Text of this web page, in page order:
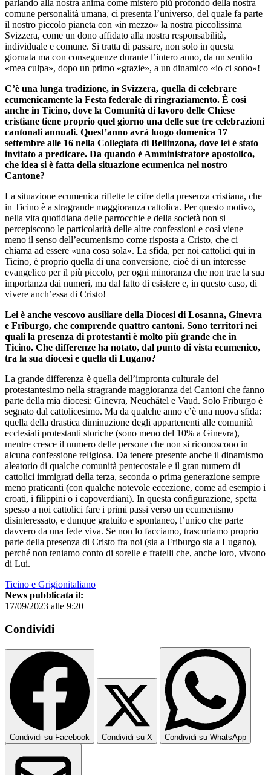
parlando alla nostra anima come mistero più profondo della nostra
comune personalità umana, ci presenta l’universo, del quale fa parte
il nostro piccolo pianeta con «in mezzo» la nostra piccolissima
Svizzera, come un dono affidato alla nostra responsabilità,
individuale e comune. Si tratta di passare, non solo in questa
giornata ma con conseguenze durante l’intero anno, da un sentito
«mea culpa», dopo un primo «grazie», a un dinamico «io ci sono»!
C’è una lunga tradizione, in Svizzera, quella di celebrare
ecumenicamente la Festa federale di ringraziamento. È così
anche in Ticino, dove la Comunità di lavoro delle Chiese
cristiane tiene proprio quel giorno una delle sue tre celebrazioni
cantonali annuali. Quest’anno avrà luogo domenica 17
settembre alle 16 nella Collegiata di Bellinzona, dove lei è stato
invitato a predicare. Da quando è Amministratore apostolico,
che idea si è fatta della situazione ecumenica nel nostro
Cantone?
La situazione ecumenica riflette le cifre della presenza cristiana, che
in Ticino è a stragrande maggioranza cattolica. Per questo motivo,
nella vita quotidiana delle parrocchie e della società non si
percepiscono le particolarità delle altre confessioni e così viene
meno il senso dell’ecumenismo come risposta a Cristo, che ci
chiama ad essere «una cosa sola». La sfida, per noi cattolici qui in
Ticino, è proprio quella di una conversione, cioè di un interesse
evangelico per il più piccolo, per ogni minoranza che non trae la sua
importanza dai numeri, ma dal fatto di esistere e, in questo caso, di
vivere anch’essa di Cristo!
Lei è anche vescovo ausiliare della Diocesi di Losanna, Ginevra
e Friburgo, che comprende quattro cantoni. Sono territori nei
quali la presenza di protestanti è molto più grande che in
Ticino. Che differenze ha notato, dal punto di vista ecumenico,
tra la sua diocesi e quella di Lugano?
La grande differenza è quella dell’impronta culturale del
protestantesimo nella stragrande maggioranza dei Cantoni che fanno
parte della mia diocesi: Ginevra, Neuchâtel e Vaud. Solo Friburgo è
segnato dal cattolicesimo. Ma da qualche anno c’è una nuova sfida:
quella della drastica diminuzione degli appartenenti alle comunità
ecclesiali protestanti storiche (sono meno del 10% a Ginevra),
mentre cresce il numero delle persone che non si riconoscono in
alcuna confessione religiosa. Da tenere presente anche il dinamismo
aleatorio di qualche comunità pentecostale e il gran numero di
cattolici immigrati della terza, seconda o prima generazione sempre
meno praticanti (con qualche notevole eccezione, come ad esempio i
croati, i filippini o i capoverdiani). In questa configurazione, spetta
spesso a noi cattolici fare i primi passi verso un ecumenismo
disinteressato, e dunque gratuito e spontaneo, l’unico che parte
davvero da una fede viva. Se non lo facciamo, trascuriamo proprio
parte della presenza di Cristo fra noi (sia a Friburgo sia a Lugano),
perché non teniamo conto di sorelle e fratelli che, anche loro, vivono
di Lui.
Ticino e Grigionitaliano
News pubblicata il:
17/09/2023 alle 9:20
Condividi
Condividi su Facebook Condividi su X Condividi su WhatsApp